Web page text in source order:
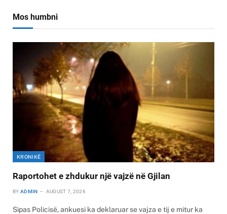
Mos humbni
KRONIKË
Raportohet e zhdukur një vajzë në Gjilan
BY ADMIN AUGUST 7, 2026
Sipas Policisë, ankuesi ka deklaruar se vajza e tij e mitur ka